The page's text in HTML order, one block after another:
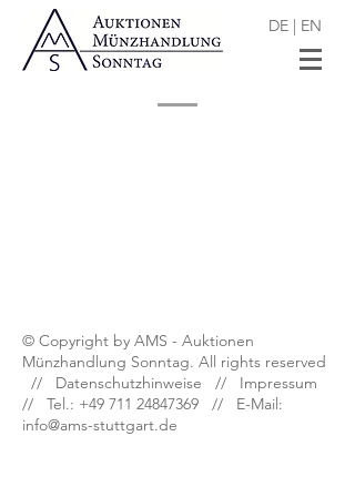
DE | EN
© Copyright by AMS - Auktionen
Münzhandlung Sonntag. All rights reserved
// Datenschutzhinweise // Impressum
// Tel.: +49 711 24847369 // E-Mail:
info@ams-stuttgart.de